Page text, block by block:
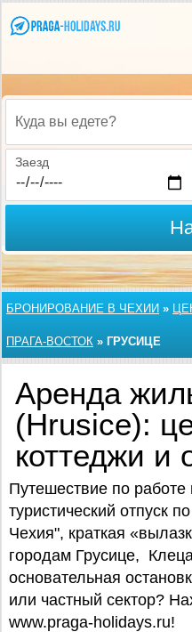
Куда вы едете?
Заезд
БРОНИРОВАНИЕ В ЧЕХИИ »
ПРАГА-ВОСТОК » ГРУСИЦЕ
Аренда
(Hrusice):
коттеджи и
Путешествие по работе
туристический отпуск
Чехия", краткая
городам Грусице,
основательная
или частный сектор?
www.praga-holidays.ru!